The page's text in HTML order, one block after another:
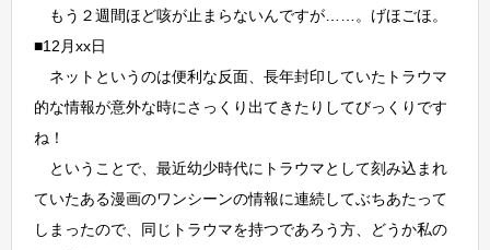
もう２週間ほど咳が止まらないんですが……。げほごほ。
■12月xx日
ネットというのは便利な反面、長年封印していたトラウマ
的な情報が意外な時にさっくり出てきたりしてびっくりです
ね！
ということで、最近幼少時代にトラウマとして刻み込まれ
ていたある漫画のワンシーンの情報に連続してぶちあたって
しまったので、同じトラウマを持つであろう方、どうか私の